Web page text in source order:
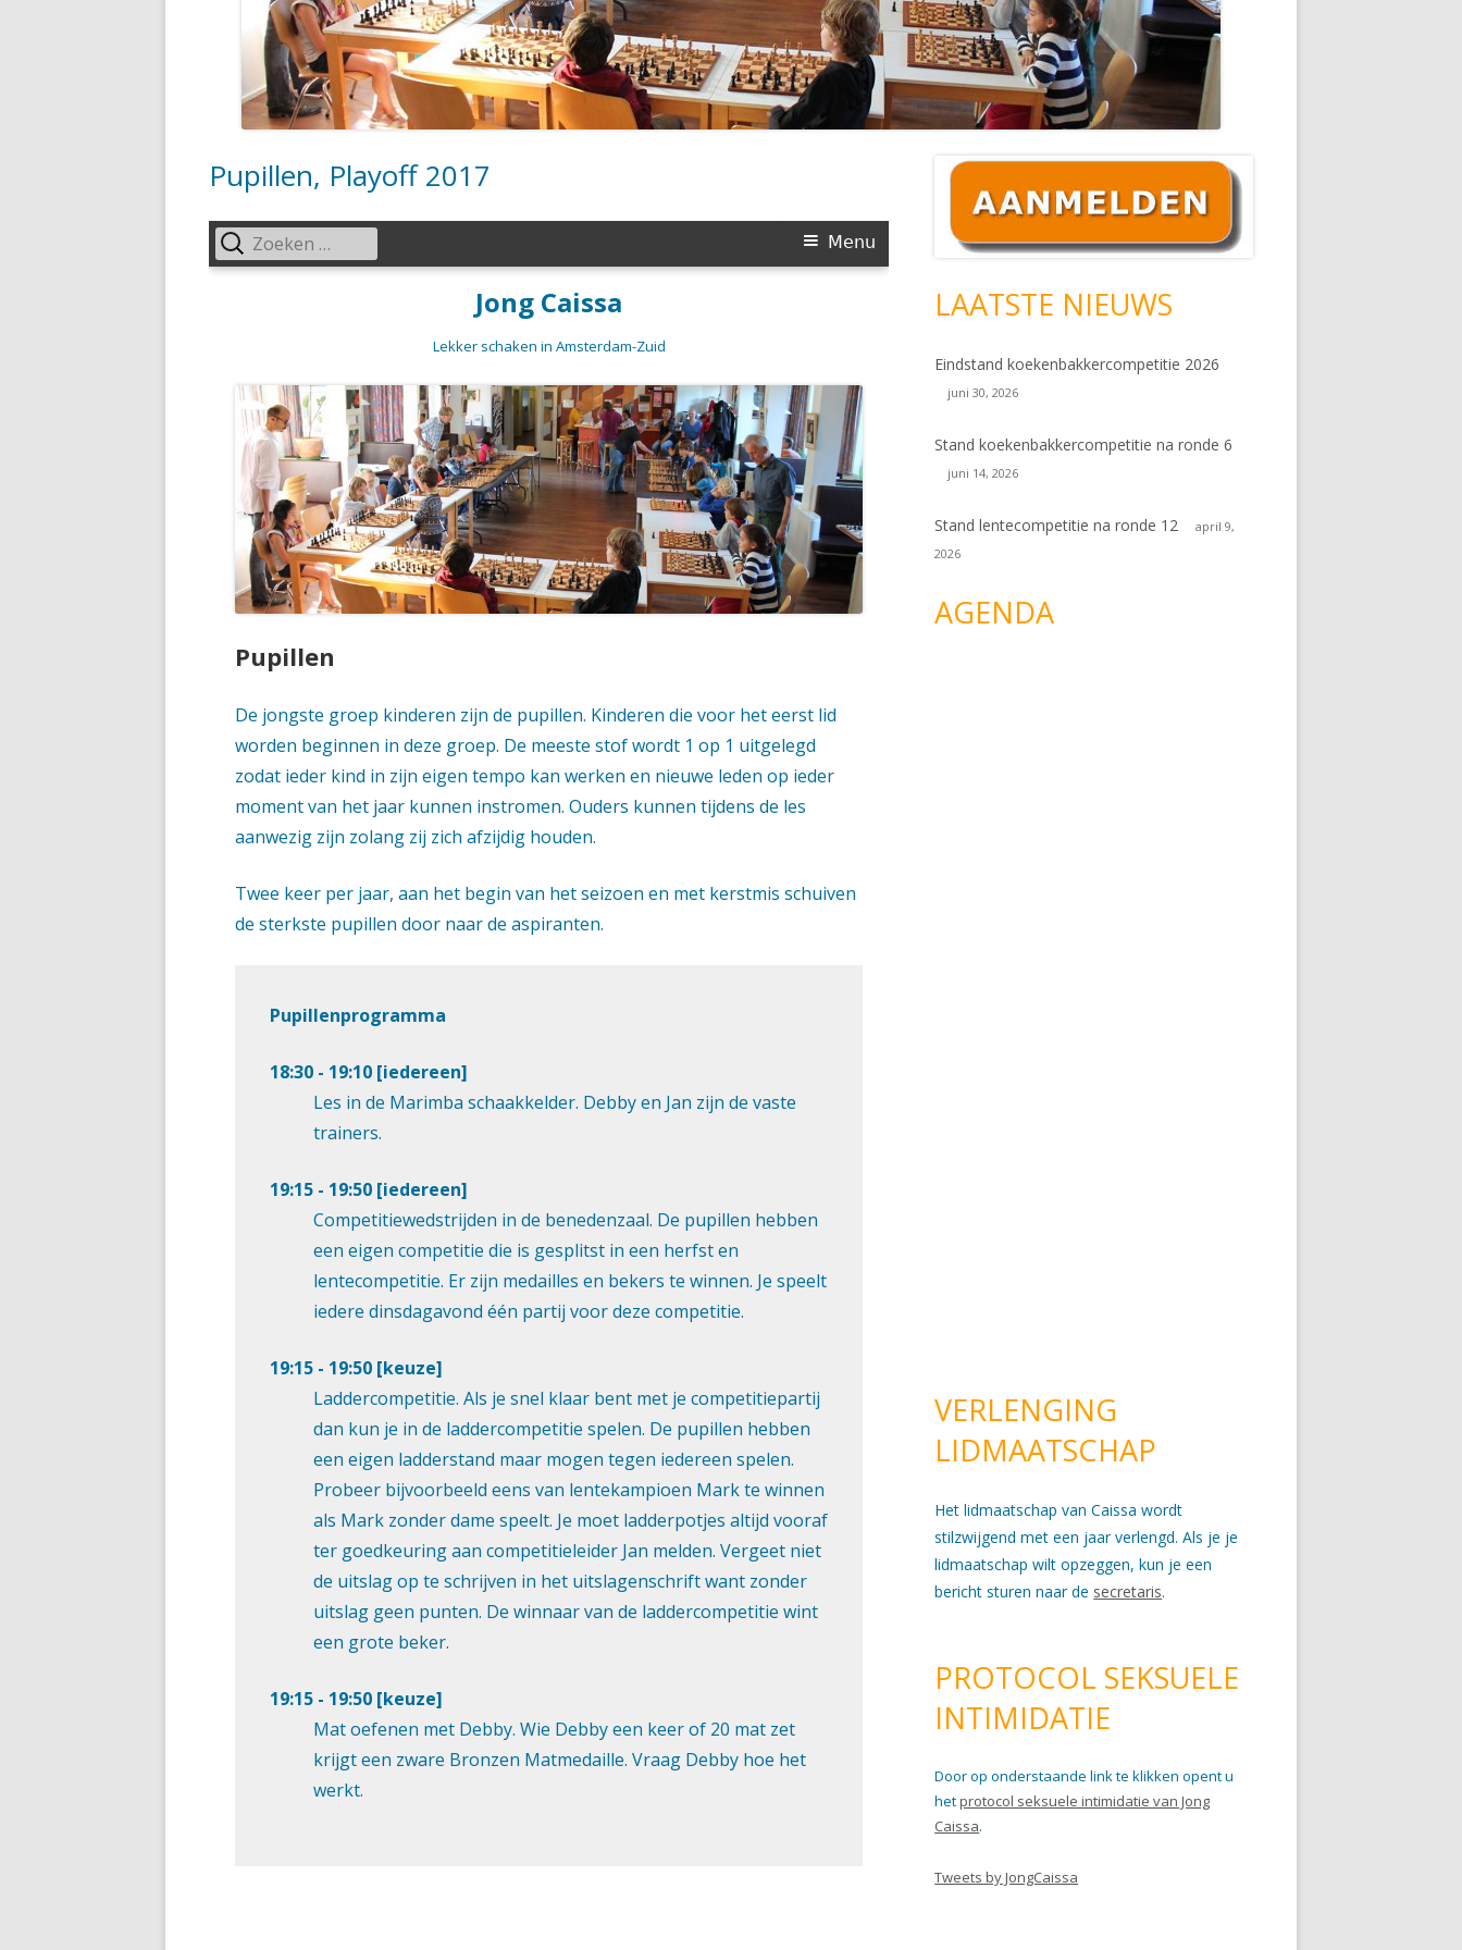
HANDIGE DOCUMENTENASPIRANTEN, HERFST 2023
SUPERSTERREN, HERFST 2023
Pupillen, Playoff 2017
Hoofd
sidebar
LAATSTE NIEUWS
Eindstand koekenbakkercompetitie 2026
juni 30, 2026
Stand koekenbakkercompetitie na ronde 6
juni 14, 2026
Stand lentecompetitie na ronde 12
april 9,
2026
AGENDA
VERLENGING
LIDMAATSCHAP
Het lidmaatschap van Caissa wordt
stilzwijgend met een jaar verlengd. Als je je
lidmaatschap wilt opzeggen, kun je een
bericht sturen naar de secretaris.
PROTOCOL SEKSUELE
INTIMIDATIE
Door op onderstaande link te klikken opent u
hetprotocol seksuele intimidatie van Jong
Caissa.
Tweets by JongCaissa